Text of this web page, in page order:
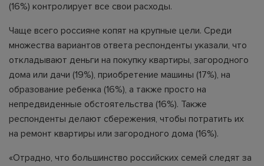
(16%) контролирует все свои расходы.
Чаще всего россияне копят на крупные цели. Среди
множества вариантов ответа респонденты указали, что
откладывают деньги на покупку квартиры, загородного
дома или дачи (19%), приобретение машины (17%), на
образование ребенка (16%), а также просто на
непредвиденные обстоятельства (16%). Также
респонденты делают сбережения, чтобы потратить их
на ремонт квартиры или загородного дома (16%).
«Отрадно, что большинство российских семей следят за